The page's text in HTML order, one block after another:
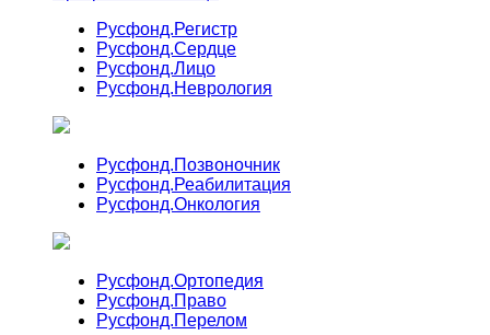
Русфонд.Регистр
Русфонд.Сердце
Русфонд.Лицо
Русфонд.Неврология
Русфонд.Позвоночник
Русфонд.Реабилитация
Русфонд.Онкология
Русфонд.Ортопедия
Русфонд.Право
Русфонд.Перелом